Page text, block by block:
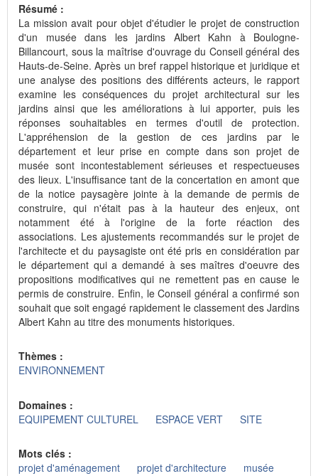
Résumé :
La mission avait pour objet d'étudier le projet de construction
d'un musée dans les jardins Albert Kahn à Boulogne-
Billancourt, sous la maîtrise d'ouvrage du Conseil général des
Hauts-de-Seine. Après un bref rappel historique et juridique et
une analyse des positions des différents acteurs, le rapport
examine les conséquences du projet architectural sur les
jardins ainsi que les améliorations à lui apporter, puis les
réponses souhaitables en termes d'outil de protection.
L'appréhension de la gestion de ces jardins par le
département et leur prise en compte dans son projet de
musée sont incontestablement sérieuses et respectueuses
des lieux. L'insuffisance tant de la concertation en amont que
de la notice paysagère jointe à la demande de permis de
construire, qui n'était pas à la hauteur des enjeux, ont
notamment été à l'origine de la forte réaction des
associations. Les ajustements recommandés sur le projet de
l'architecte et du paysagiste ont été pris en considération par
le département qui a demandé à ses maîtres d'oeuvre des
propositions modificatives qui ne remettent pas en cause le
permis de construire. Enfin, le Conseil général a confirmé son
souhait que soit engagé rapidement le classement des Jardins
Albert Kahn au titre des monuments historiques.
Thèmes :
ENVIRONNEMENT
Domaines :
EQUIPEMENT CULTUREL
ESPACE VERT SITE
Mots clés :
projet d'aménagement
projet d'architecture
musée